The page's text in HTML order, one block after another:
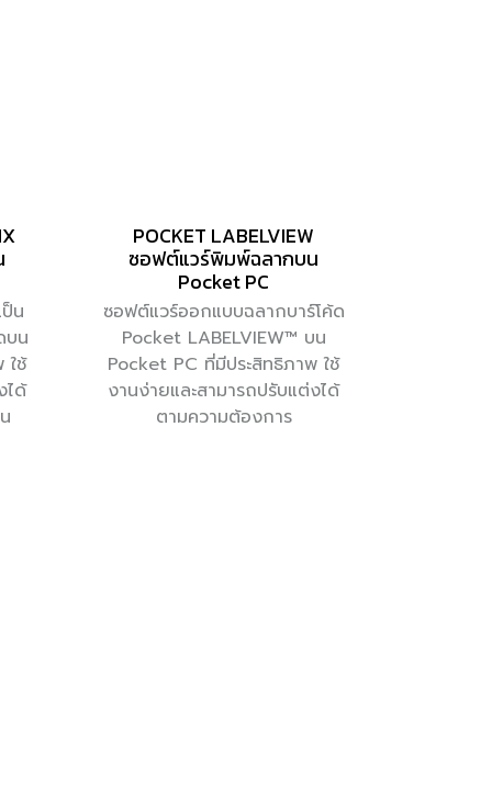
น
บน
ใช้
ได้
POCKET LABELVIEW
ซอฟต์แวร์พิมพ์ฉลากบน
Pocket PC
ซอฟต์แวร์ออกแบบฉลากบาร์โค้ด
Pocket LABELVIEW™ บน
Pocket PC ที่มีประสิทธิภาพ ใช้
งานง่ายและสามารถปรับแต่งได้
ตามความต้องการ